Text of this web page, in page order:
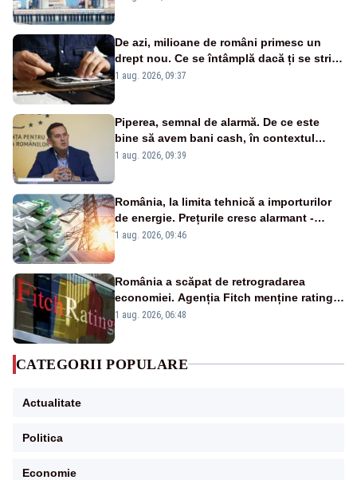
De azi, milioane de români primesc un
drept nou. Ce se întâmplă dacă ți se strică
un produs
1 aug. 2026, 09:37
Piperea, semnal de alarmă. De ce este
bine să avem bani cash, în contextul
alertei energetice?
1 aug. 2026, 09:39
România, la limita tehnică a importurilor
de energie. Prețurile cresc alarmant -
Analiză Realitatea Plus
1 aug. 2026, 09:46
România a scăpat de retrogradarea
economiei. Agenția Fitch menține ratingul
„BBB-” cu perspectivă negativă
1 aug. 2026, 06:48
CATEGORII POPULARE
Actualitate
Politica
Economie